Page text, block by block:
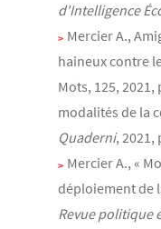
d'Intelligence
Mercier A.,
haineux contre
Mots, 125, 2021,
modalités de la
Quaderni, 2021,
Mercier A., «
déploiement de
Revue politique